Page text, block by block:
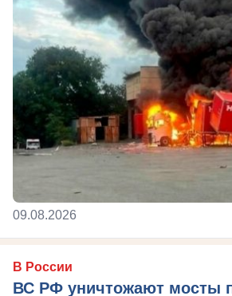
09.08.2026
В России
ВС РФ уничтожают мосты